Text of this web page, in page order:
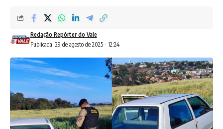
Publicada: 29 de agosto de 2025 - 12:24
Redação Repórter do Vale